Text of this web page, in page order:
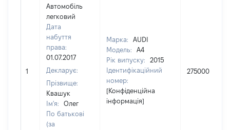
1
Автомобіль
легковий
Дата
набуття
права:
01.07.2017
Декларує:
Прізвище:
Квашук
Ім'я:
Олег
По батькові
(за
Марка:
AUDI
Модель:
A4
Рік випуску:
2015
Ідентифікаційний
номер:
[Конфіденційна
інформація]
275000